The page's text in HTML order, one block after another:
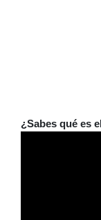
¿Sabes qué es